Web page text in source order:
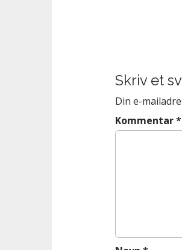
n
a
v
i
Skriv et
Din e-
Kommentar*